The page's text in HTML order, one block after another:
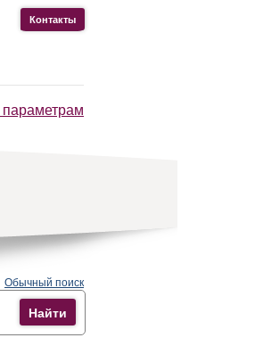
Контакты
Обычный поиск
Найти